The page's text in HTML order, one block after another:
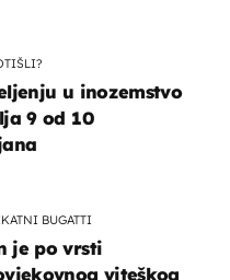
u inozemstvo
9 od 10
BUGATTI
je po vrsti
viteškog